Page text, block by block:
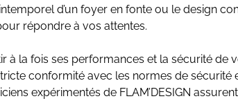
d’un foyer en fonte ou le design
répondre à vos attentes.
à la fois ses performances et la sécurité de
conformité avec les normes de sécurité
expérimentés de FLAM’DESIGN